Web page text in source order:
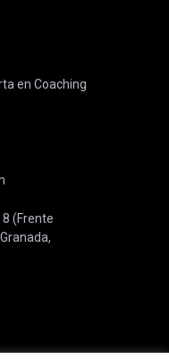
en Coaching
(Frente